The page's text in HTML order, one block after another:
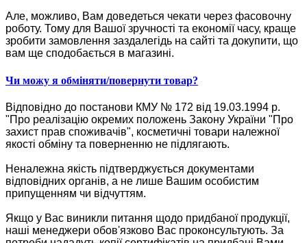
Але, можливо, Вам доведеться чекати через фасовочну
роботу. Тому для Вашої зручності та економії часу, краще
зробити замовлення заздалегідь на сайті та докупити, що
вам ще сподобається в магазині.
Чи можу я обміняти/повернути товар?
Відповідно до постанови КМУ № 172 від 19.03.1994 р.
"Про реалізацію окремих положень Закону України "Про
захист прав споживачів", косметичні товари належної
якості обміну та поверненню не підлягають.
Неналежна якість підтверджується документами
відповідних органів, а не лише Вашим особистим
припущенням чи відчуттям.
Якщо у Вас виникли питання щодо придбаної продукції,
наші менеджери обов'язково Вас проконсультують. За